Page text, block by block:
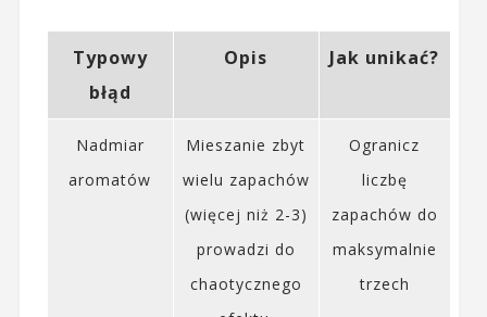
Typowy
błąd
Opis Jak unikać?
Nadmiar
aromatów
Mieszanie zbyt
wielu zapachów
(więcej niż 2-3)
prowadzi do
chaotycznego
Ogranicz
liczbę
zapachów do
maksymalnie
trzech